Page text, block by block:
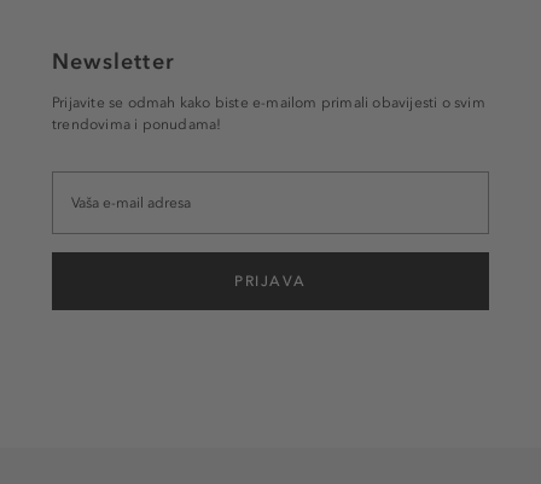
Newsletter
Prijavite se odmah kako biste e-mailom primali obavijesti o svim
trendovima i ponudama!
PRIJAVA